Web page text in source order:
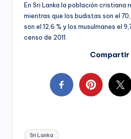
En Sri Lanka la población cristiana
mientras que los budistas son el
son el 12,6 % y los musulmanes el
censo de 2011.
Compartir
Tags:
Sri Lanka